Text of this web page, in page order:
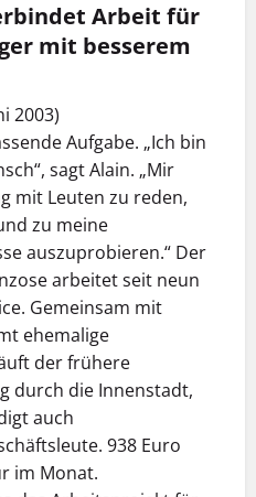
Arbeit für
mit besserem
2003)
Aufgabe. „Ich bin
sagt Alain. „Mir
mit Leuten zu reden,
zu meine
auszuprobieren.“ Der
arbeitet seit neun
Gemeinsam mit
ehemalige
der frühere
durch die Innenstadt,
auch
938 Euro
im Monat.